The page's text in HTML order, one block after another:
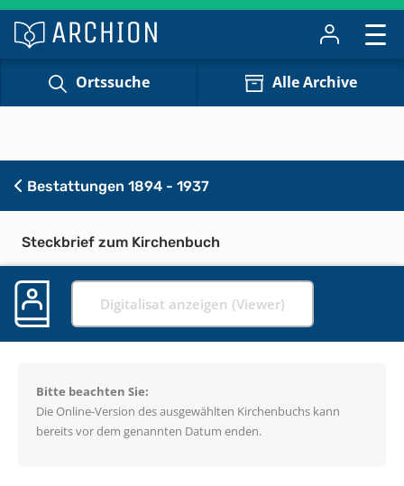
Ortssuche Alle Archive
Bestattungen 1894 - 1937
Steckbrief zum Kirchenbuch
Digitalisat anzeigen (Viewer)
Bitte beachten Sie:
Die Online-Version des ausgewählten Kirchenbuchs kann
bereits vor dem genannten Datum enden.